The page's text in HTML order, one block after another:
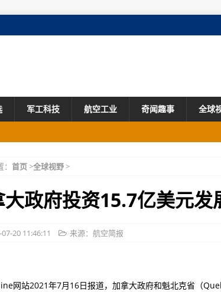
军工科技 航空工业 奇闻趣事 全球
首页>全球视野>
大政府投资15.7亿美元发
20 11:46:11 来源：航空简报
网站2021年7月16日报道，加拿大政府和魁北克省（